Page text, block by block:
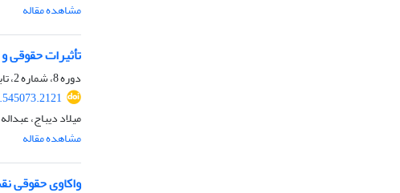
مشاهده مقاله
تأثیرات حقوقی
دوره 8، شماره 2، تابستان 1405، صفحه
میلاد دیباج،
مشاهده مقاله
واکاوی حقوقی